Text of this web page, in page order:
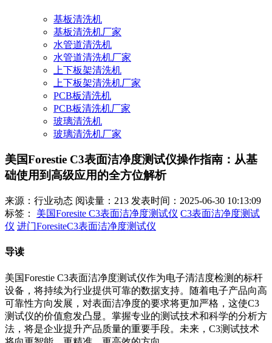
基板清洗机
基板清洗机厂家
水管道清洗机
水管道清洗机厂家
上下板架清洗机
上下板架清洗机厂家
PCB板清洗机
PCB板清洗机厂家
玻璃清洗机
玻璃清洗机厂家
美国Forestie C3表面洁净度测试仪操作指南：从基
础使用到高级应用的全方位解析
来源：行业动态 阅读量：213 发表时间：2025-06-30 10:13:09
标签： 美国Foresite C3表面洁净度测试仪 C3表面洁净度测试
仪 进门ForesiteC3表面洁净度测试仪
导读
美国Forestie C3表面洁净度测试仪作为电子清洁度检测的标杆
设备，将持续为行业提供可靠的数据支持。随着电子产品向高
可靠性方向发展，对表面洁净度的要求将更加严格，这使C3
测试仪的价值愈发凸显。掌握专业的测试技术和科学的分析方
法，将是企业提升产品质量的重要手段。未来，C3测试技术